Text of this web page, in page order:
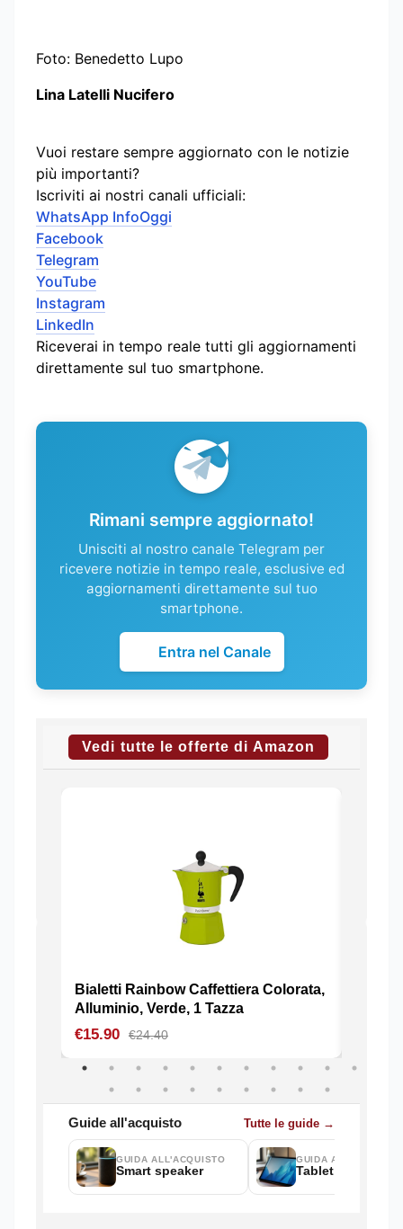
Foto: Benedetto Lupo
Lina Latelli Nucifero
Vuoi restare sempre aggiornato con le notizie
più importanti?
Iscriviti ai nostri canali ufficiali:
WhatsApp InfoOggi
Facebook
Telegram
YouTube
Instagram
LinkedIn
Riceverai in tempo reale tutti gli aggiornamenti
direttamente sul tuo smartphone.
Rimani sempre aggiornato!
Unisciti al nostro canale Telegram per
ricevere notizie in tempo reale, esclusive ed
aggiornamenti direttamente sul tuo
smartphone.
Entra nel Canale